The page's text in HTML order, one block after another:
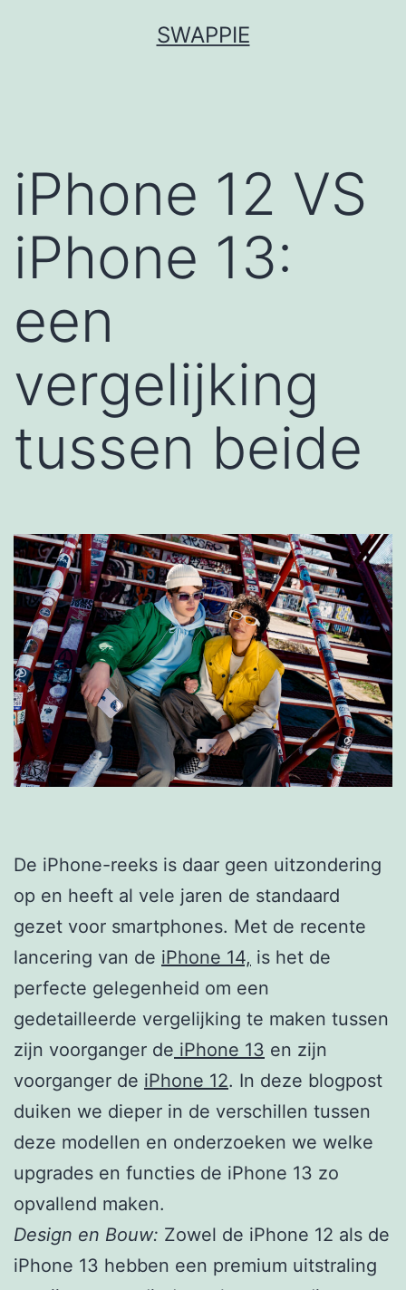
SWAPPIE
iPhone 12 VS
iPhone 13:
een
vergelijking
tussen beide
De iPhone-reeks is daar geen uitzondering
op en heeft al vele jaren de standaard
gezet voor smartphones. Met de recente
lancering van de iPhone 14, is het de
perfecte gelegenheid om een
gedetailleerde vergelijking te maken tussen
zijn voorganger de iPhone 13 en zijn
voorganger de iPhone 12. In deze blogpost
duiken we dieper in de verschillen tussen
deze modellen en onderzoeken we welke
upgrades en functies de iPhone 13 zo
opvallend maken.
Design en Bouw: Zowel de iPhone 12 als de
iPhone 13 hebben een premium uitstraling